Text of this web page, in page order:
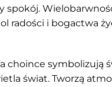
spokój.
radości i bogactwa
choince symbolizują
świat. Tworzą